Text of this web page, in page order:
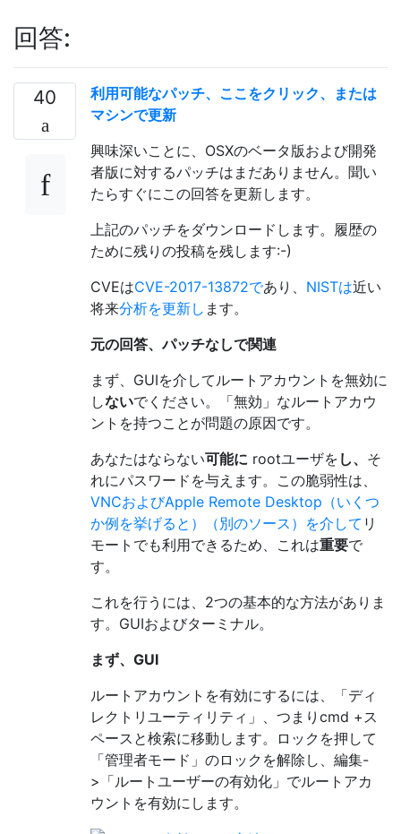
回答:
40
利用可能なパッチ、ここをクリック、または
マシンで更新
興味深いことに、OSXのベータ版および開発
者版に対するパッチはまだありません。聞い
たらすぐにこの回答を更新します。
上記のパッチをダウンロードします。履歴の
ために残りの投稿を残します:-)
CVEはCVE-2017-13872であり、 NISTは近い
将来分析を更新し ます。
元の回答、パッチなしで関連
まず、GUIを介してルートアカウントを無効に
しないでください。「無効」なルートアカウ
ントを持つことが問題の原因です。
あなたはならない可能に rootユーザを し、 そ
れにパスワードを与えます。この脆弱性は、
VNCおよびApple Remote Desktop（いくつ
か例を挙げると）
（別のソース）を介して リ
モートでも利用できるため、これは重要で
す。
これを行うには、2つの基本的な方法がありま
す。GUIおよびターミナル。
まず、GUI
ルートアカウントを有効にするには、「ディ
レクトリユーティリティ」、つまりcmd +ス
ペースと検索に移動します。ロックを押して
「管理者モード」のロックを解除し、編集-
>「ルートユーザーの有効化」でルートアカ
ウントを有効にします。